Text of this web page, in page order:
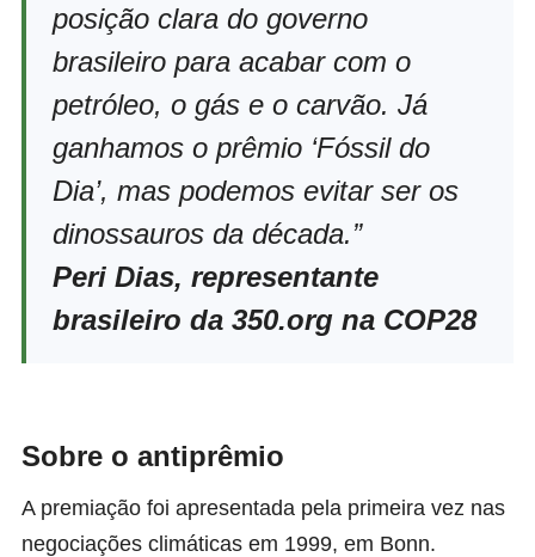
posição clara do governo
brasileiro para acabar com o
petróleo, o gás e o carvão. Já
ganhamos o prêmio ‘Fóssil do
Dia’, mas podemos evitar ser os
dinossauros da década.”
Peri Dias, representante
brasileiro da 350.org na COP28
Sobre o antiprêmio
A premiação foi apresentada pela primeira vez nas
negociações climáticas em 1999, em Bonn.